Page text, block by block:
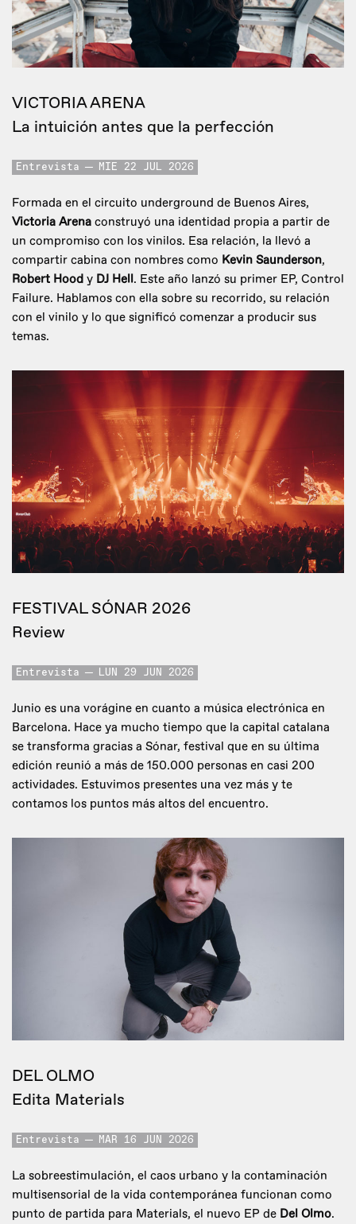
VICTORIA ARENA
La intuición antes que la perfección
Entrevista MIE 22 JUL 2026
Formada en el circuito underground de Buenos Aires,
Victoria Arena construyó una identidad propia a partir de
un compromiso con los vinilos. Esa relación, la llevó a
compartir cabina con nombres como Kevin Saunderson,
Robert Hood y DJ Hell. Este año lanzó su primer EP, Control
Failure. Hablamos con ella sobre su recorrido, su relación
con el vinilo y lo que significó comenzar a producir sus
temas.
FESTIVAL SÓNAR 2026
Review
Entrevista LUN 29 JUN 2026
Junio es una vorágine en cuanto a música electrónica en
Barcelona. Hace ya mucho tiempo que la capital catalana
se transforma gracias a Sónar, festival que en su última
edición reunió a más de 150.000 personas en casi 200
actividades. Estuvimos presentes una vez más y te
contamos los puntos más altos del encuentro.
DEL OLMO
Edita Materials
Entrevista MAR 16 JUN 2026
La sobreestimulación, el caos urbano y la contaminación
multisensorial de la vida contemporánea funcionan como
punto de partida para Materials, el nuevo EP de Del Olmo.